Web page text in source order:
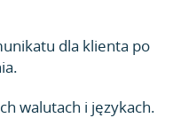
dla klienta po
walutach i językach.